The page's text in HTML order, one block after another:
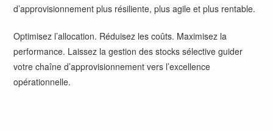
d’approvisionnement plus résiliente, plus agile et plus rentable.
Optimisez l’allocation. Réduisez les coûts. Maximisez la
performance. Laissez la gestion des stocks sélective guider
votre chaîne d’approvisionnement vers l’excellence
opérationnelle.